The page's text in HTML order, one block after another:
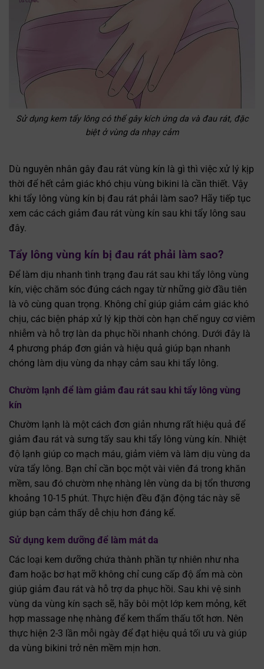
Sử dụng kem tẩy lông có thể gây kích ứng da và đau rát, đặc
biệt ở vùng da nhạy cảm
Dù nguyên nhân gây đau rát vùng kín là gì thì việc xử lý kịp
thời để hết cảm giác khó chịu vùng bikini là cần thiết. Vậy
khi tẩy lông vùng kín bị đau rát phải làm sao? Hãy tiếp tục
xem các cách giảm đau rát vùng kín sau khi tẩy lông sau
đây.
Tẩy lông vùng kín bị đau rát phải làm sao?
Để làm dịu nhanh tình trạng đau rát sau khi tẩy lông vùng
kín, việc chăm sóc đúng cách ngay từ những giờ đầu tiên
là vô cùng quan trọng. Không chỉ giúp giảm cảm giác khó
chịu, các biện pháp xử lý kịp thời còn hạn chế nguy cơ viêm
nhiễm và hỗ trợ làn da phục hồi nhanh chóng. Dưới đây là
4 phương pháp đơn giản và hiệu quả giúp bạn nhanh
chóng làm dịu vùng da nhạy cảm sau khi tẩy lông.
Chườm lạnh để làm giảm đau rát sau khi tẩy lông vùng
kín
Chườm lạnh là một cách đơn giản nhưng rất hiệu quả để
giảm đau rát và sưng tấy sau khi tẩy lông vùng kín. Nhiệt
độ lạnh giúp co mạch máu, giảm viêm và làm dịu vùng da
vừa tẩy lông. Bạn chỉ cần bọc một vài viên đá trong khăn
mềm, sau đó chườm nhẹ nhàng lên vùng da bị tổn thương
khoảng 10-15 phút. Thực hiện đều đặn động tác này sẽ
giúp bạn cảm thấy dễ chịu hơn đáng kể.
Sử dụng kem dưỡng để làm mát da
Các loại kem dưỡng chứa thành phần tự nhiên như nha
đam hoặc bơ hạt mỡ không chỉ cung cấp độ ẩm mà còn
giúp giảm đau rát và hỗ trợ da phục hồi. Sau khi vệ sinh
vùng da vùng kín sạch sẽ, hãy bôi một lớp kem mỏng, kết
hợp massage nhẹ nhàng để kem thẩm thấu tốt hơn. Nên
thực hiện 2-3 lần mỗi ngày để đạt hiệu quả tối ưu và giúp
da vùng bikini trở nên mềm mịn hơn.